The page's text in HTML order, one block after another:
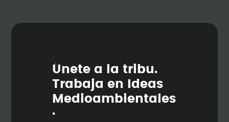
Únete a la tribu.
Trabaja en Ideas
Medioambienta les
.